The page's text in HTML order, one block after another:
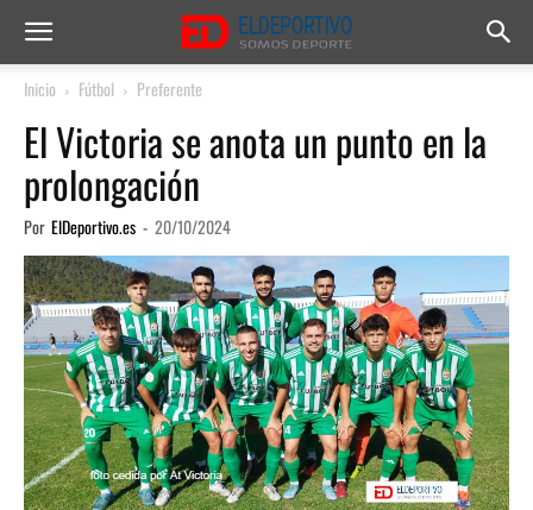
Inicio Fútbol Preferente
El Victoria se anota un punto en la
prolongación
Por ElDeportivo.es - 20/10/2024